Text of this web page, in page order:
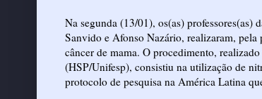
Na segunda (13/01), os(as) professores(as)
Sanvido e Afonso Nazário, realizaram,
câncer de mama. O procedimento,
(HSP/Unifesp), consistiu na utilização de
protocolo de pesquisa na América Latina